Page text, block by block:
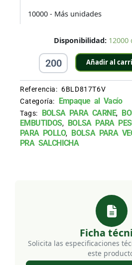
10000 - Más unidades
Disponibilidad: 12000
20X44
cm
Transparente
cantidad
Añadir al
Referencia: 6BLD817T6V
Categoría: Empaque al Vacío
Tags: BOLSA PARA CARNE,
EMBUTIDOS, BOLSA PARA
PARA POLLO, BOLSA PARA
PRA SALCHICHA
Ficha
Solicita las especificaciones
este